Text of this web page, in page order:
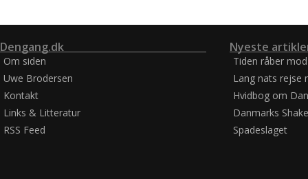
Dengang.dk
Om siden
Uwe Brodersen
Kontakt
Links & Litteratur
RSS Feed
Nyeste
Tiden råber
Lang nats rejse
Hvidbog om
Danmarks
Spadeslaget